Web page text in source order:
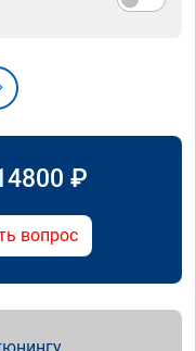
₽
вопрос